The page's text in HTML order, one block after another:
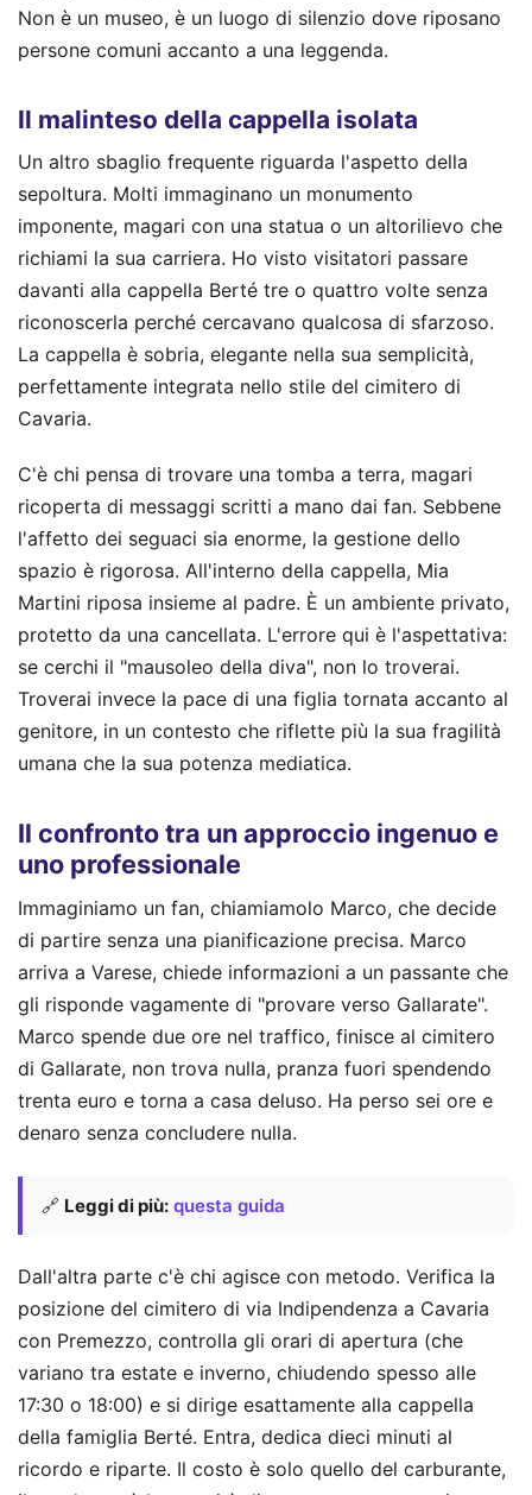
Non è un museo, è un luogo di silenzio dove riposano
persone comuni accanto a una leggenda.
Il malinteso della cappella isolata
Un altro sbaglio frequente riguarda l'aspetto della
sepoltura. Molti immaginano un monumento
imponente, magari con una statua o un altorilievo che
richiami la sua carriera. Ho visto visitatori passare
davanti alla cappella Berté tre o quattro volte senza
riconoscerla perché cercavano qualcosa di sfarzoso.
La cappella è sobria, elegante nella sua semplicità,
perfettamente integrata nello stile del cimitero di
Cavaria.
C'è chi pensa di trovare una tomba a terra, magari
ricoperta di messaggi scritti a mano dai fan. Sebbene
l'affetto dei seguaci sia enorme, la gestione dello
spazio è rigorosa. All'interno della cappella, Mia
Martini riposa insieme al padre. È un ambiente privato,
protetto da una cancellata. L'errore qui è l'aspettativa:
se cerchi il "mausoleo della diva", non lo troverai.
Troverai invece la pace di una figlia tornata accanto al
genitore, in un contesto che riflette più la sua fragilità
umana che la sua potenza mediatica.
Il confronto tra un approccio ingenuo e
uno professionale
Immaginiamo un fan, chiamiamolo Marco, che decide
di partire senza una pianificazione precisa. Marco
arriva a Varese, chiede informazioni a un passante che
gli risponde vagamente di "provare verso Gallarate".
Marco spende due ore nel traffico, finisce al cimitero
di Gallarate, non trova nulla, pranza fuori spendendo
trenta euro e torna a casa deluso. Ha perso sei ore e
denaro senza concludere nulla.
🔗 Leggi di più: questa guida
Dall'altra parte c'è chi agisce con metodo. Verifica la
posizione del cimitero di via Indipendenza a Cavaria
con Premezzo, controlla gli orari di apertura (che
variano tra estate e inverno, chiudendo spesso alle
17:30 o 18:00) e si dirige esattamente alla cappella
della famiglia Berté. Entra, dedica dieci minuti al
ricordo e riparte. Il costo è solo quello del carburante,